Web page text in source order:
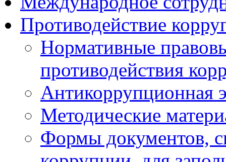
Противодействие
Нормативные
противодействия
Антикоррупционная
Методические
Формы документов,